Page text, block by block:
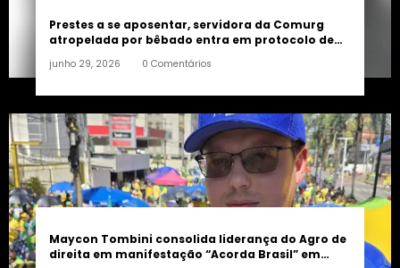
Prestes a se aposentar, servidora da Comurg
atropelada por bêbado entra em protocolo de
junho 29, 2026 0 Comentários
Maycon Tombini consolida liderança do Agro de
direita em manifestação “Acorda Brasil” em